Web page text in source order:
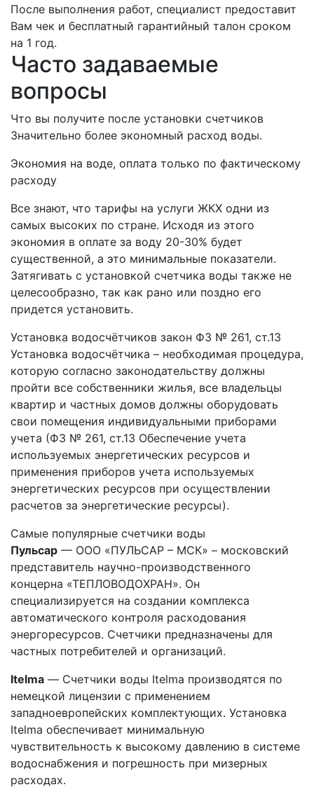
После выполнения работ, специалист предоставит
Вам чек и бесплатный гарантийный талон сроком
на 1 год.
Часто задаваемые
вопросы
Что вы получите после установки счетчиков
Значительно более экономный расход воды.
Экономия на воде, оплата только по фактическому
расходу
Все знают, что тарифы на услуги ЖКХ одни из
самых высоких по стране. Исходя из этого
экономия в оплате за воду 20-30% будет
существенной, а это минимальные показатели.
Затягивать с установкой счетчика воды также не
целесообразно, так как рано или поздно его
придется установить.
Установка водосчётчиков закон ФЗ № 261, ст.13
Установка водосчётчика – необходимая процедура,
которую согласно законодательству должны
пройти все собственники жилья, все владельцы
квартир и частных домов должны оборудовать
свои помещения индивидуальными приборами
учета (ФЗ № 261, ст.13 Обеспечение учета
используемых энергетических ресурсов и
применения приборов учета используемых
энергетических ресурсов при осуществлении
расчетов за энергетические ресурсы).
Самые популярные счетчики воды
Пульсар — ООО «ПУЛЬСАР – МСК» – московский
представитель научно-производственного
концерна «ТЕПЛОВОДОХРАН». Он
специализируется на создании комплекса
автоматического контроля расходования
энергоресурсов. Счетчики предназначены для
частных потребителей и организаций.
Itelma — Счетчики воды Itelma производятся по
немецкой лицензии с применением
западноевропейских комплектующих. Установка
Itelma обеспечивает минимальную
чувствительность к высокому давлению в системе
водоснабжения и погрешность при мизерных
расходах.